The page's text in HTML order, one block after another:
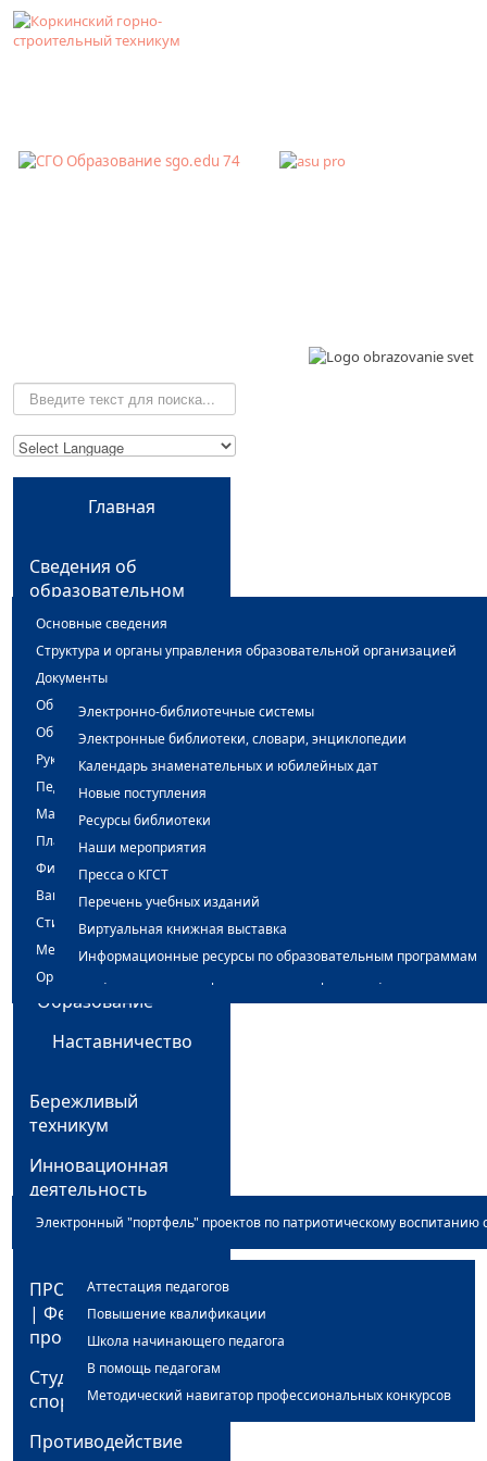
Искать...
Главная
Сведения об
образовательном
учреждении
Основные сведения
Структура и органы управления образовательной организацией
Документы
Образование
Образовательные стандарты
Руководство
Педагогический состав
Материально-техническое обеспечение и оснащенность
Платные образовательные услуги
Финансово-хозяйственная деятельность
Вакантные места для приема (перевода) обучающихся
Стипендии и меры поддержки обучающихся
Международное сотрудничество
Организация питания в образовательной организации
Библиотека
Электронно-библиотечные системы
Электронные библиотеки, словари, энциклопедии
Календарь знаменательных и юбилейных дат
Новые поступления
Ресурсы библиотеки
Наши мероприятия
Пресса о КГСТ
Перечень учебных изданий
Виртуальная книжная выставка
Информационные ресурсы по образовательным программам
Охрана труда
Объявления
План работы
Музей
Национальный
проект
"Образование"
Наставничество
Бережливый
техникум
Инновационная
деятельность
Электронный "портфель" проектов по патриотическому
Методист
Аттестация педагогов
Повышение квалификации
Школа начинающего педагога
В помощь педагогам
Методический навигатор профессиональных конкурсов
ПРОФЕССИОНАЛИТЕТ
| Федеральный
проект
Студенческий
спортивный клуб
Противодействие